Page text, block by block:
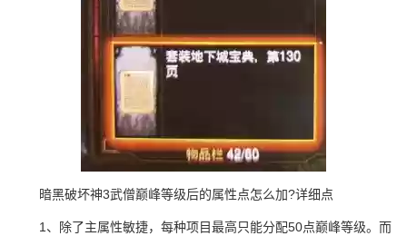
暗黑破坏神3武僧巅峰等级后的属性点怎么加?详细点
1、除了主属性敏捷，每种项目最高只能分配50点巅峰等级。而